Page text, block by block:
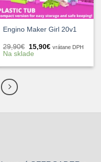
Engino Maker Girl 20v1
29,90€ Pôvodná
cena
29,90€.
15,90€Aktuálna
15,90€.
vrátane DPH
Na sklade